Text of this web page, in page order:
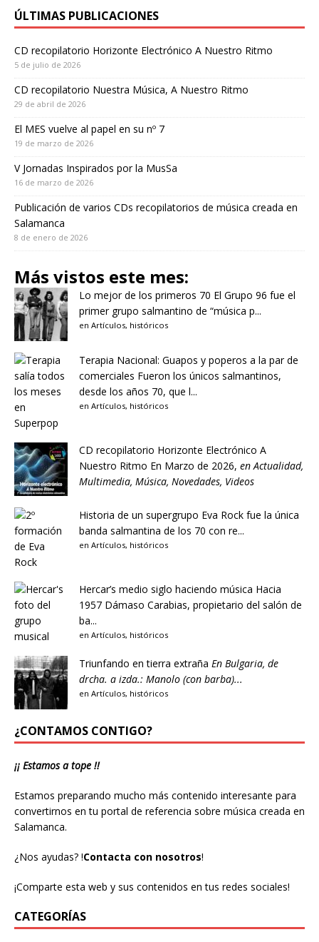
ÚLTIMAS PUBLICACIONES
CD recopilatorio Horizonte Electrónico A Nuestro Ritmo
5 de julio de 2026
CD recopilatorio Nuestra Música, A Nuestro Ritmo
29 de abril de 2026
El MES vuelve al papel en su nº 7
19 de marzo de 2026
V Jornadas Inspirados por la MusSa
16 de marzo de 2026
Publicación de varios CDs recopilatorios de música creada en
Salamanca
8 de enero de 2026
Más vistos este mes:
Lo mejor de los primeros 70 El Grupo 96 fue el
primer grupo salmantino de “música p...
en Artículos, históricos
Terapia Nacional: Guapos y poperos a la par de
comerciales Fueron los únicos salmantinos,
desde los años 70, que l...
en Artículos, históricos
CD recopilatorio Horizonte Electrónico A
Nuestro Ritmo En Marzo de 2026, en Actualidad,
Multimedia, Música, Novedades, Videos
Historia de un supergrupo Eva Rock fue la única
banda salmantina de los 70 con re...
en Artículos, históricos
Hercar’s medio siglo haciendo música Hacia
1957 Dámaso Carabias, propietario del salón de
ba...
en Artículos, históricos
Triunfando en tierra extraña En Bulgaria, de
drcha. a izda.: Manolo (con barba)...
en Artículos, históricos
¿CONTAMOS CONTIGO?
¡¡ Estamos a tope !!
Estamos preparando mucho más contenido interesante para
convertirnos en tu portal de referencia sobre música creada en
Salamanca.
¿Nos ayudas? !Contacta con nosotros!
¡Comparte esta web y sus contenidos en tus redes sociales!
CATEGORÍAS